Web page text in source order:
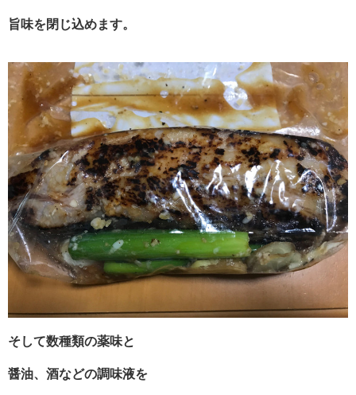
旨味を閉じ込めます。
そして数種類の薬味と
醤油、酒などの調味液を